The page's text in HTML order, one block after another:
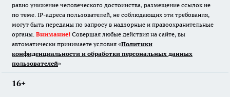
равно унижение человеческого достоинства, размещение ссылок не
по теме. IP-адреса пользователей, не соблюдающих эти требования,
могут быть переданы по запросу в надзорные и правоохранительные
органы. Внимание! Совершая любые действия на сайте, вы
автоматически принимаете условия «Политики
конфиденциальности и обработки персональных данных
пользователей»
16+